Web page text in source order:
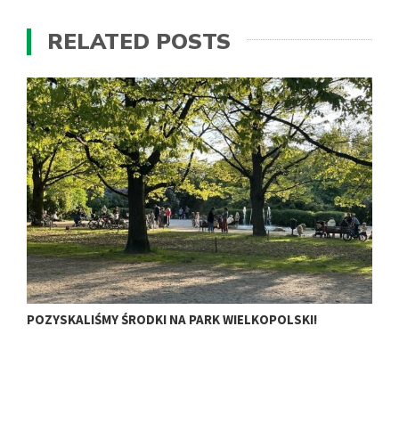
RELATED POSTS
POZYSKALIŚMY ŚRODKI NA PARK WIELKOPOLSKI!